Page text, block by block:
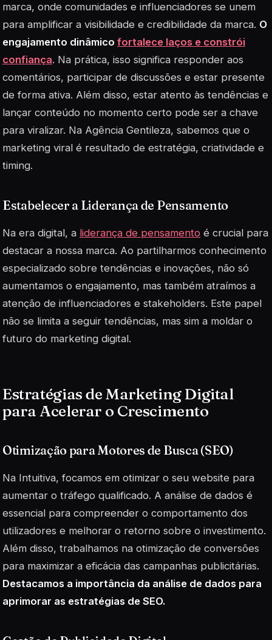
marca, onde comunidades e influenciadores se unem
para amplificar a visibilidade e credibilidade da marca. O
engajamento dinâmico fortalece laços e constrói
confiança. Na prática, isso significa responder aos
comentários, participar de discussões e estar presente
de forma ativa. Além disso, estar atento às tendências e
lançar conteúdo no momento certo pode ser a chave
para viralizar. Na Agência Gentileza, sabemos que o
marketing viral é resultado de estratégia, criatividade e
timing.
Estabelecer a Liderança de Pensamento
Na era digital, a liderança de pensamento é crucial para
destacar a nossa marca. Ao partilharmos conhecimento
especializado sobre tendências e inovações, não só
aumentamos o engajamento, mas também atraímos a
atenção de influenciadores e stakeholders. Este papel
não se limita a seguir tendências, mas sim a moldar o
futuro do marketing digital.
Estratégias de Marketing Digital
para Acelerar o Crescimento
Otimização para Motores de Busca (SEO)
Na Intuitiva, focamos em otimizar o seu website para
aumentar o tráfego qualificado. A análise de dados é
essencial para compreender o comportamento dos
utilizadores e melhorar o retorno sobre o investimento.
Além disso, trabalhamos na otimização de conversões
para maximizar a eficácia das campanhas publicitárias.
Destacamos a importância da análise de dados para
aprimorar as estratégias de SEO.